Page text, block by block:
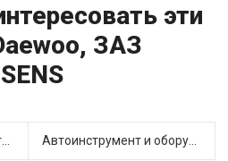
эти
ЗАЗ
Автозеркала и комплектующие (6) Автоинструмент и оборудование (3)